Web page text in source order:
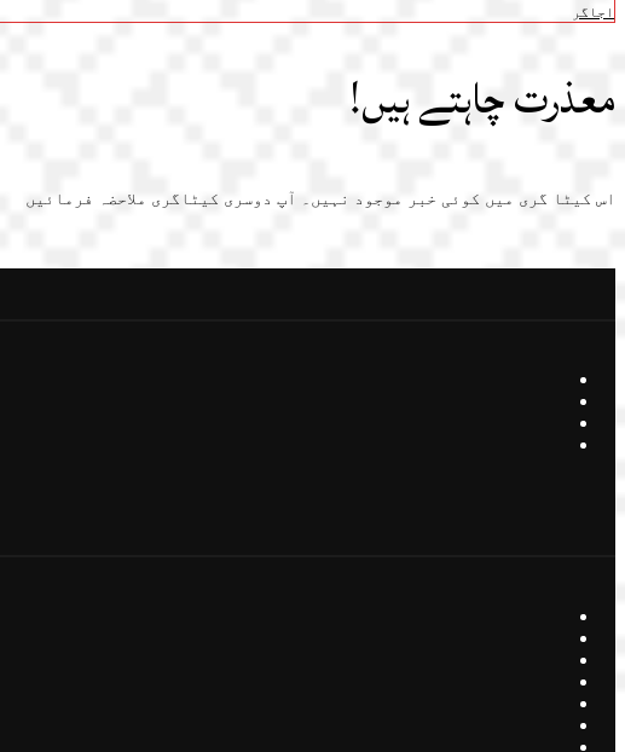
اجاگر
معذرت چاہتے ہیں!
اس کیٹا گری میں کوئی خبر موجود نہیں۔ آپ دوسری کیٹاگری ملاحضہ فرمائیں